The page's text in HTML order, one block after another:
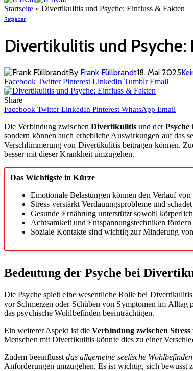
Startseite » Divertikulitis und Psyche: Einfluss & Fakten
Ratgeber
Divertikulitis und Psyche:
By Frank Füllbrandt18. Mai 2025
Facebook Twitter Pinterest LinkedIn Tumblr Email
Share
Facebook Twitter LinkedIn Pinterest WhatsApp Email
Die Verbindung zwischen Divertikulitis und derPsyche
sondern können auch erhebliche Auswirkungen auf das
Verschlimmerung von Divertikulitis beitragen können.
besser mit dieser Krankheit umzugehen.
Das Wichtigste in Kürze
Emotionale Belastungen können den Verlauf
Stress verstärkt Verdauungsprobleme und
Gesunde Ernährung unterstützt sowohl
Achtsamkeit und Entspannungstechniken
Soziale Kontakte sind wichtig zur Minderung
Bedeutung der Psyche bei
Die Psyche spielt eine wesentliche Rolle bei
vor Schmerzen oder Schüben von Symptomen im Alltag
das psychische Wohlbefinden beeinträchtigen.
Ein weiterer Aspekt ist dieVerbindung zwischen
Menschen mit Divertikulitis könnte dies zu einer
Zudem beeinflusstdas allgemeine seelische Wohlbefinden
Anforderungen umzugehen. Es ist wichtig, sich bewusst